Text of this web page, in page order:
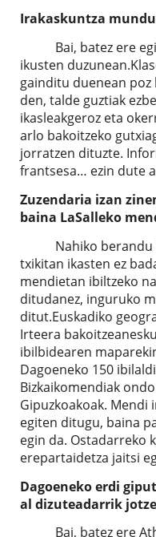
Irakaskuntza
Bai, batez ere
ikusten
gainditu duenean
den, talde guztiak
ikasleakgeroz eta
arlo bakoitzeko
jorratzen dituzte.
frantsesa… ezin dute
Zuzendaria izan
baina LaSalleko
Nahiko berandu
txikitan ikasten ez
mendietan ibiltzeko
ditudanez, inguruko
ditut.Euskadiko
Irteera
ibilbidearen
Dagoeneko 150
Bizkaikomendiak
Gipuzkoakoak.
egiten ditugu, baina
egin da. Ostadarreko
erepartaidetza jaitsi
Dagoeneko erdi
al dizuteadarrik
Bai, batez ere